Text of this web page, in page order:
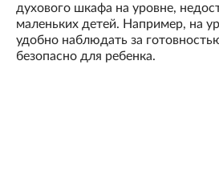
духового шкафа на уровне,
маленьких детей. Например, на
удобно наблюдать за
безопасно для ребенка.